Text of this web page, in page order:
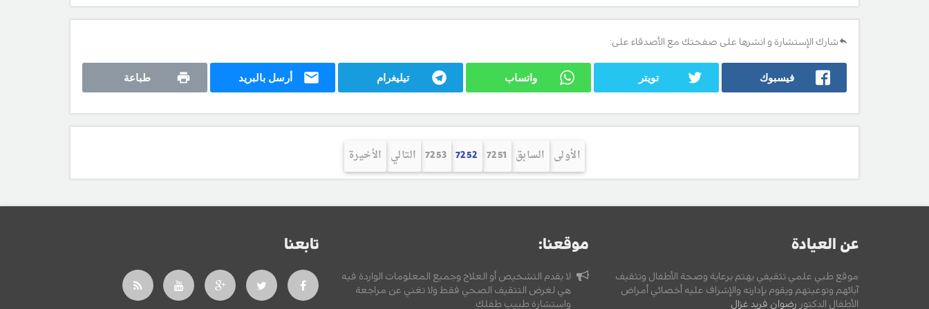
شارك الإستشارة و انشرها على صفحتك مع الأصدقاء على:
فيسبوك تويتر واتساب تيليغرام أرسل بالبريد طباعة
الأولى السابق 7251
7252
7253 التالي الأخيرة
عن العيادة
موقع طبي علمي تثقيفي يهتم برعاية وصحة الأطفال وتثقيف
آبائهم وتوعيتهم ويقوم بإدارته والإشراف عليه أخصائي أمراض
الأطفال الدكتور رضوان فريد غزال
موقعنا:
لا يقدم التشخيص أو العلاج وجميع المعلومات الواردة فيه
هي لغرض التثقيف الصحي فقط ولا تغني عن مراجعة
واستشارة طبيب طفلك.
تابعنا